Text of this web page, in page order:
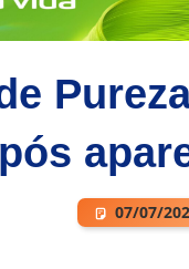
07/07/